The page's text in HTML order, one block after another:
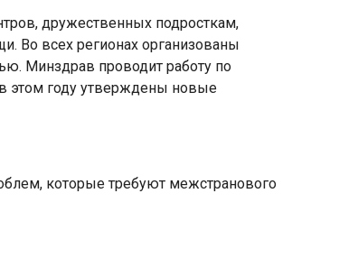
дружественных подросткам,
Во всех регионах организованы
Минздрав проводит работу по
этом году утверждены новые
которые требуют межстранового